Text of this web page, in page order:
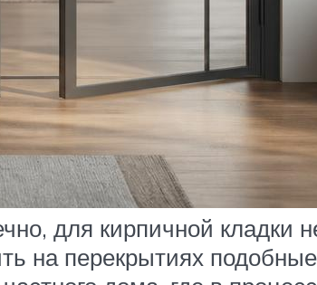
для кирпичной кладки
на перекрытиях